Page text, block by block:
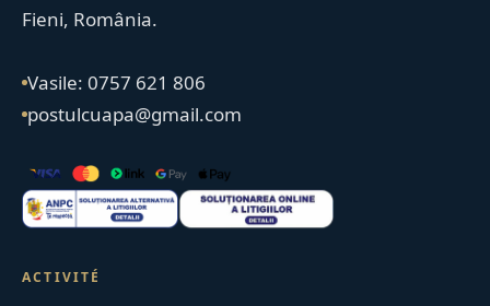
Fieni, România.
Vasile: 0757 621 806
postulcuapa@gmail.com
ACTIVITÉ